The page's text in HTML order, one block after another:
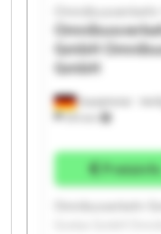
Dautphetal -
574 km
GmbH
GmbH
Preisinfo